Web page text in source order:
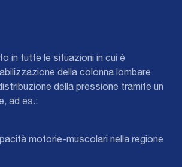
in tutte le situazioni in cui è
della colonna lombare
della pressione tramite un
ad es.:
motorie-muscolari nella regione